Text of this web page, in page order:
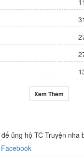
Xem Thêm
để ủng hộ TC Truyện nha
Facebook